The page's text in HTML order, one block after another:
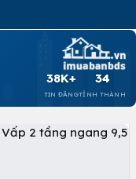
38K+
TIN ĐĂNG
34
TỈNH THÀNH